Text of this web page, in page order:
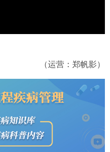
（运营：郑帆影）